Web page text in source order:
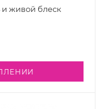
живой блеск